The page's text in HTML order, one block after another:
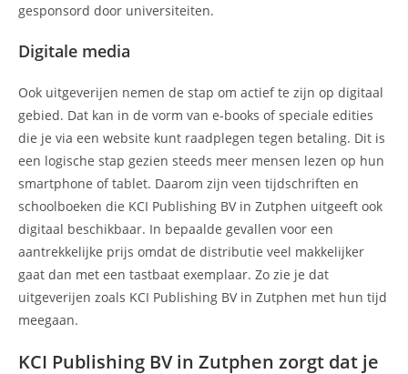
gesponsord door universiteiten.
Digitale media
Ook uitgeverijen nemen de stap om actief te zijn op digitaal
gebied. Dat kan in de vorm van e-books of speciale edities
die je via een website kunt raadplegen tegen betaling. Dit is
een logische stap gezien steeds meer mensen lezen op hun
smartphone of tablet. Daarom zijn veen tijdschriften en
schoolboeken die KCI Publishing BV in Zutphen uitgeeft ook
digitaal beschikbaar. In bepaalde gevallen voor een
aantrekkelijke prijs omdat de distributie veel makkelijker
gaat dan met een tastbaat exemplaar. Zo zie je dat
uitgeverijen zoals KCI Publishing BV in Zutphen met hun tijd
meegaan.
KCI Publishing BV in Zutphen zorgt dat je